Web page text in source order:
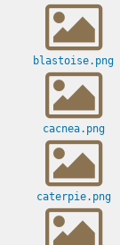
blastoise.png
cacnea.png
caterpie.png